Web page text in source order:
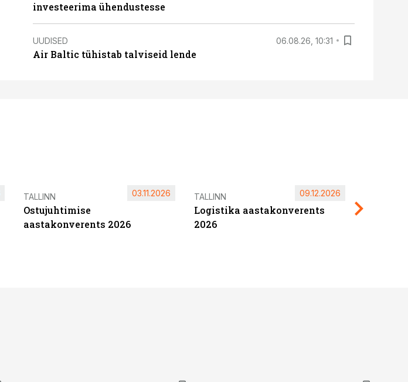
investeerima ühendustesse
UUDISED 06.08.26, 10:31
Air Baltic tühistab talviseid lende
TALLINN
Ostujuhtimise
aastakonverents 2026
03.11.2026 TALLINN
Logistika aastakonverents
2026
09.12.2026